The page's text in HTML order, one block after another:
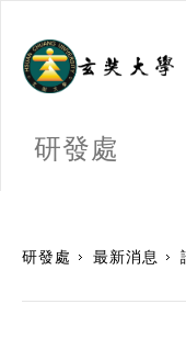
研發處
研發處 最新消息